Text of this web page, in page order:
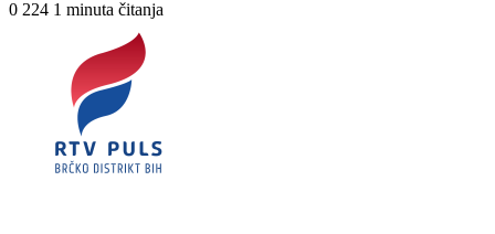
0 224 1 minuta čitanja